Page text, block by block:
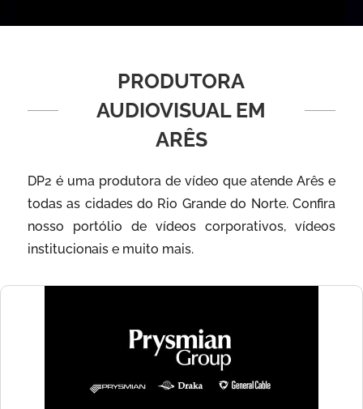
PRODUTORA
AUDIOVISUAL EM
ARÊS
DP2 é uma produtora de vídeo que atende Arês e
todas as cidades do Rio Grande do Norte. Confira
nosso portólio de vídeos corporativos, vídeos
institucionais e muito mais.